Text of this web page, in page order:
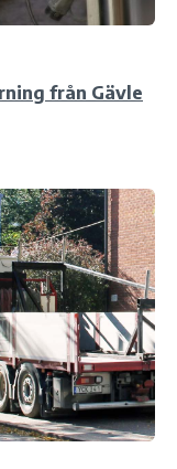
från Gävle